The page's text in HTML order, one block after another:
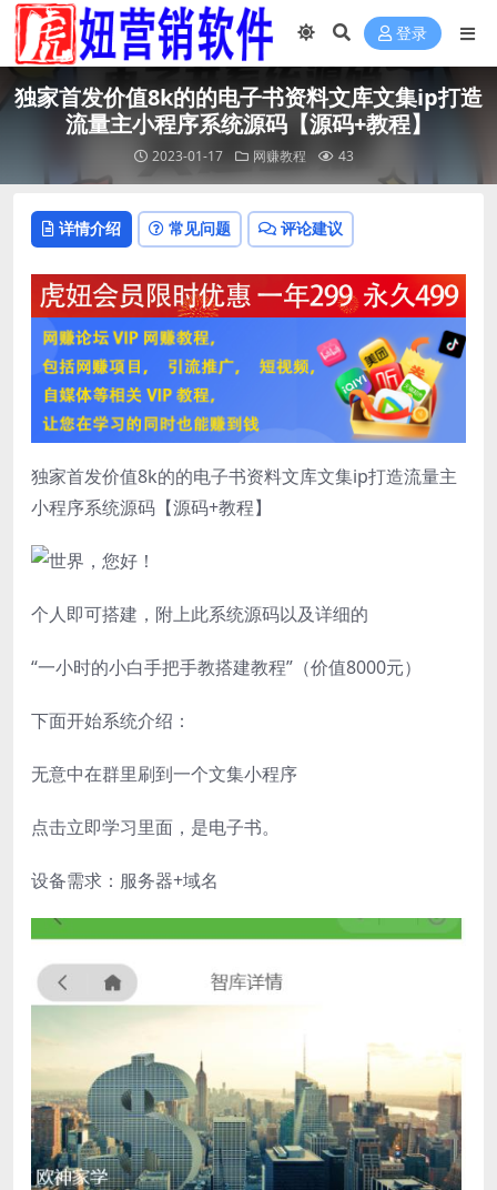
登录
独家首发价值8k的的电子书资料文库文集ip打造
流量主小程序系统源码【源码+教程】
2023-01-17 网赚教程 43
详情介绍 常见问题 评论建议
独家首发价值8k的的电子书资料文库文集ip打造流量主
小程序系统源码【源码+教程】
个人即可搭建，附上此系统源码以及详细的
“一小时的小白手把手教搭建教程”（价值8000元）
下面开始系统介绍：
无意中在群里刷到一个文集小程序
点击立即学习里面，是电子书。
设备需求：服务器+域名